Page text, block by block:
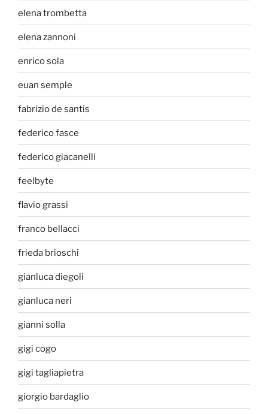
elena trombetta
elena zannoni
enrico sola
euan semple
fabrizio de santis
federico fasce
federico giacanelli
feelbyte
flavio grassi
franco bellacci
frieda brioschi
gianluca diegoli
gianluca neri
gianni solla
gigi cogo
gigi tagliapietra
giorgio bardaglio